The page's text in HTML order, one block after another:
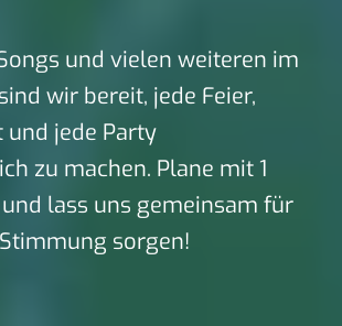
und vielen weiteren im
wir bereit, jede Feier,
und jede Party
zu machen. Plane mit 1
lass uns gemeinsam für
sorgen!